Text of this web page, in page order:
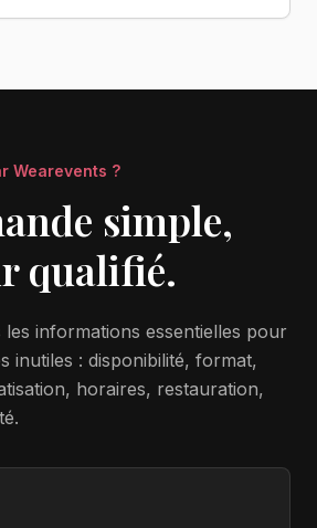
Wearevents ?
simple,
qualifié.
informations essentielles pour
inutiles : disponibilité, format,
horaires, restauration,